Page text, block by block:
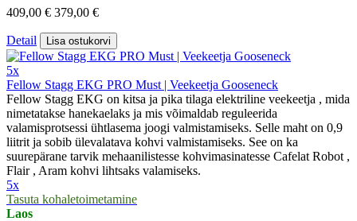
409,00 € 379,00 €
Detail Lisa ostukorvi
5x
Fellow Stagg EKG PRO Must | Veekeetja Gooseneck
Fellow Stagg EKG on kitsa ja pika tilaga elektriline veekeetja , mida
nimetatakse hanekaelaks ja mis võimaldab reguleerida
valamisprotsessi ühtlasema joogi valmistamiseks. Selle maht on 0,9
liitrit ja sobib ülevalatava kohvi valmistamiseks. See on ka
suurepärane tarvik mehaanilistesse kohvimasinatesse Cafelat Robot ,
Flair , Aram kohvi lihtsaks valamiseks.
5x
Tasuta kohaletoimetamine
Laos